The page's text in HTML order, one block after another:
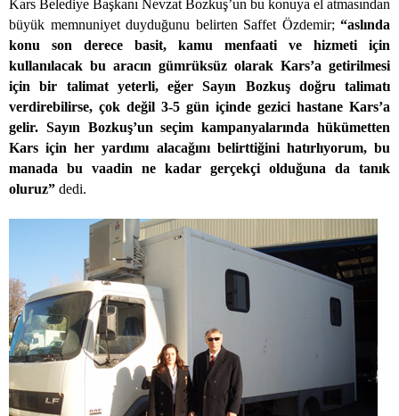
Kars Belediye Başkanı Nevzat Bozkuş’un bu konuya el atmasından
büyük memnuniyet duyduğunu belirten Saffet Özdemir; “aslında
konu son derece basit, kamu menfaati ve hizmeti için
kullanılacak bu aracın gümrüksüz olarak Kars’a getirilmesi
için bir talimat yeterli, eğer Sayın Bozkuş doğru talimatı
verdirebilirse, çok değil 3-5 gün içinde gezici hastane Kars’a
gelir. Sayın Bozkuş’un seçim kampanyalarında hükümetten
Kars için her yardımı alacağını belirttiğini hatırlıyorum, bu
manada bu vaadin ne kadar gerçekçi olduğuna da tanık
oluruz” dedi.